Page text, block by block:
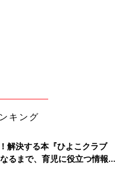
キング
解決する本『ひよこクラブ
るまで、育児に役立つ情報が